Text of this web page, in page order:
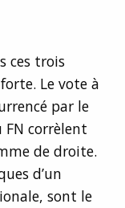
ces trois
Le vote à
par le
FN corrèlent
de droite.
d’un
sont le